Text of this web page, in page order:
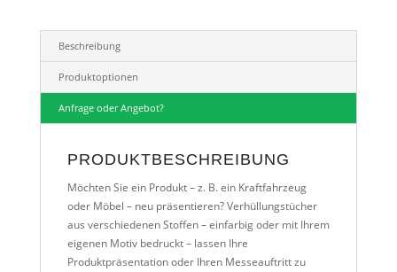
Beschreibung
Produktoptionen
Anfrage oder Angebot?
PRODUKTBESCHREIBUNG
Möchten Sie ein Produkt – z. B. ein Kraftfahrzeug
oder Möbel – neu präsentieren? Verhüllungstücher
aus verschiedenen Stoffen – einfarbig oder mit Ihrem
eigenen Motiv bedruckt – lassen Ihre
Produktpräsentation oder Ihren Messeauftritt zu